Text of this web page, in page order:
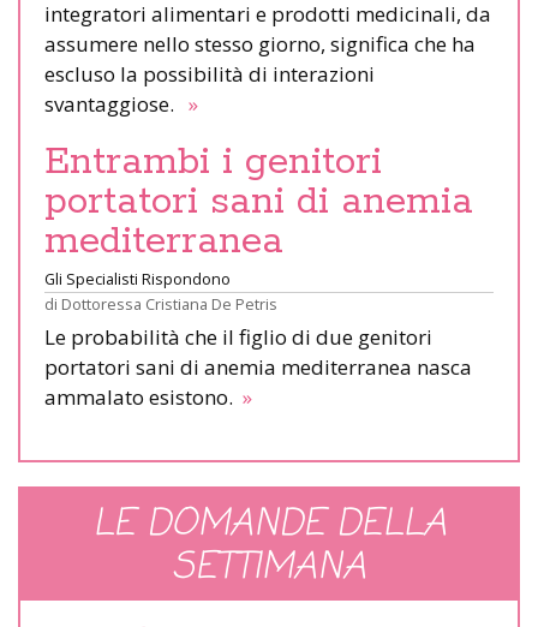
integratori alimentari e prodotti medicinali, da
assumere nello stesso giorno, significa che ha
escluso la possibilità di interazioni
svantaggiose. »
Entrambi i genitori
portatori sani di anemia
mediterranea
Gli Specialisti Rispondono
di Dottoressa Cristiana De Petris
Le probabilità che il figlio di due genitori
portatori sani di anemia mediterranea nasca
ammalato esistono. »
LE DOMANDE DELLA
SETTIMANA